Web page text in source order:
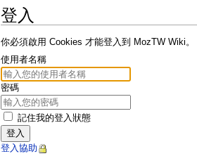
登入
你必須啟用 Cookies 才能登入到 MozTW Wiki。
使用者名稱
密碼
記住我的登入狀態
登入
登入協助